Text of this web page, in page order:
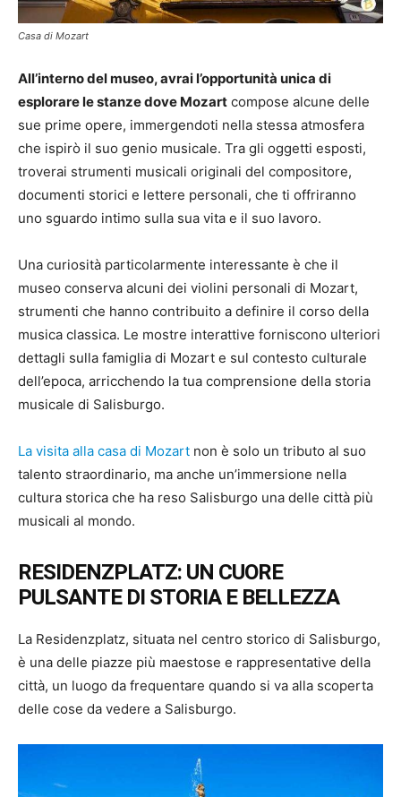
Casa di Mozart
All’interno del museo, avrai l’opportunità unica di
esplorare le stanze dove Mozart compose alcune delle
sue prime opere, immergendoti nella stessa atmosfera
che ispirò il suo genio musicale. Tra gli oggetti esposti,
troverai strumenti musicali originali del compositore,
documenti storici e lettere personali, che ti offriranno
uno sguardo intimo sulla sua vita e il suo lavoro.
Una curiosità particolarmente interessante è che il
museo conserva alcuni dei violini personali di Mozart,
strumenti che hanno contribuito a definire il corso della
musica classica. Le mostre interattive forniscono ulteriori
dettagli sulla famiglia di Mozart e sul contesto culturale
dell’epoca, arricchendo la tua comprensione della storia
musicale di Salisburgo.
La visita alla casa di Mozart non è solo un tributo al suo
talento straordinario, ma anche un’immersione nella
cultura storica che ha reso Salisburgo una delle città più
musicali al mondo.
RESIDENZPLATZ: UN CUORE
PULSANTE DI STORIA E BELLEZZA
La Residenzplatz, situata nel centro storico di Salisburgo,
è una delle piazze più maestose e rappresentative della
città, un luogo da frequentare quando si va alla scoperta
delle cose da vedere a Salisburgo.